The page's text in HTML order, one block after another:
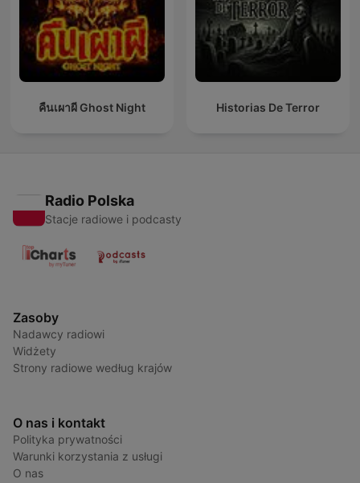
คืนเผาผี Ghost Night Historias De Terror
Radio Polska
Stacje radiowe i podcasty
Zasoby
Nadawcy radiowi
Widżety
Strony radiowe według krajów
O nas i kontakt
Polityka prywatności
Warunki korzystania z usługi
O nas